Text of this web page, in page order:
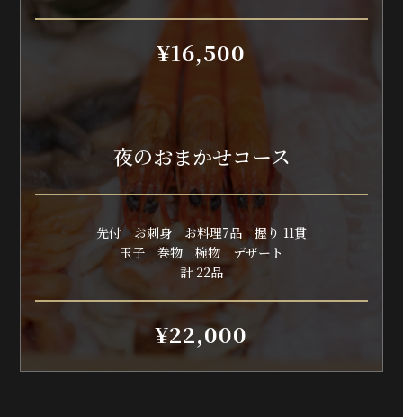
¥16,500
夜のおまかせコース
先付 お刺身 お料理7品 握り 11貫
玉子 巻物 椀物 デザート
計 22品
¥22,000